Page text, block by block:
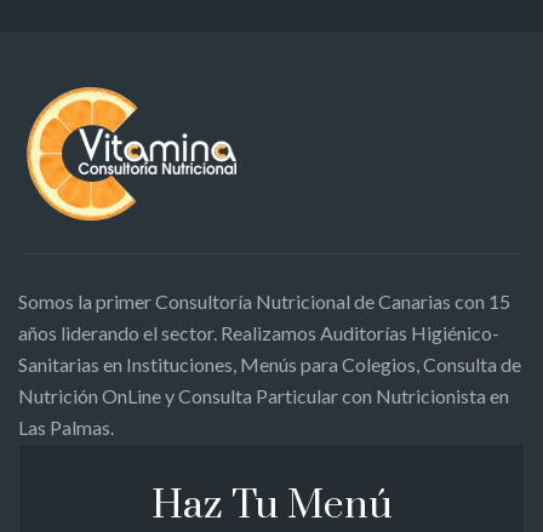
Somos la primer Consultoría Nutricional de Canarias con 15
años liderando el sector. Realizamos Auditorías Higiénico-
Sanitarias en Instituciones, Menús para Colegios, Consulta de
Nutrición OnLine y Consulta Particular con Nutricionista en
Las Palmas.
Haz Tu Menú